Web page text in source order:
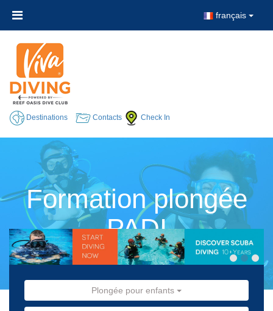
français
Destinations Contacts Check In
Formation plongée
PADI
Plongée pour enfants